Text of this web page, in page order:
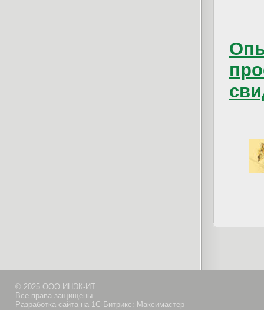
© 2025 ООО ИНЭК-ИТ
Все права защищены
Разработка сайта на 1С-Битрикс: Максимастер